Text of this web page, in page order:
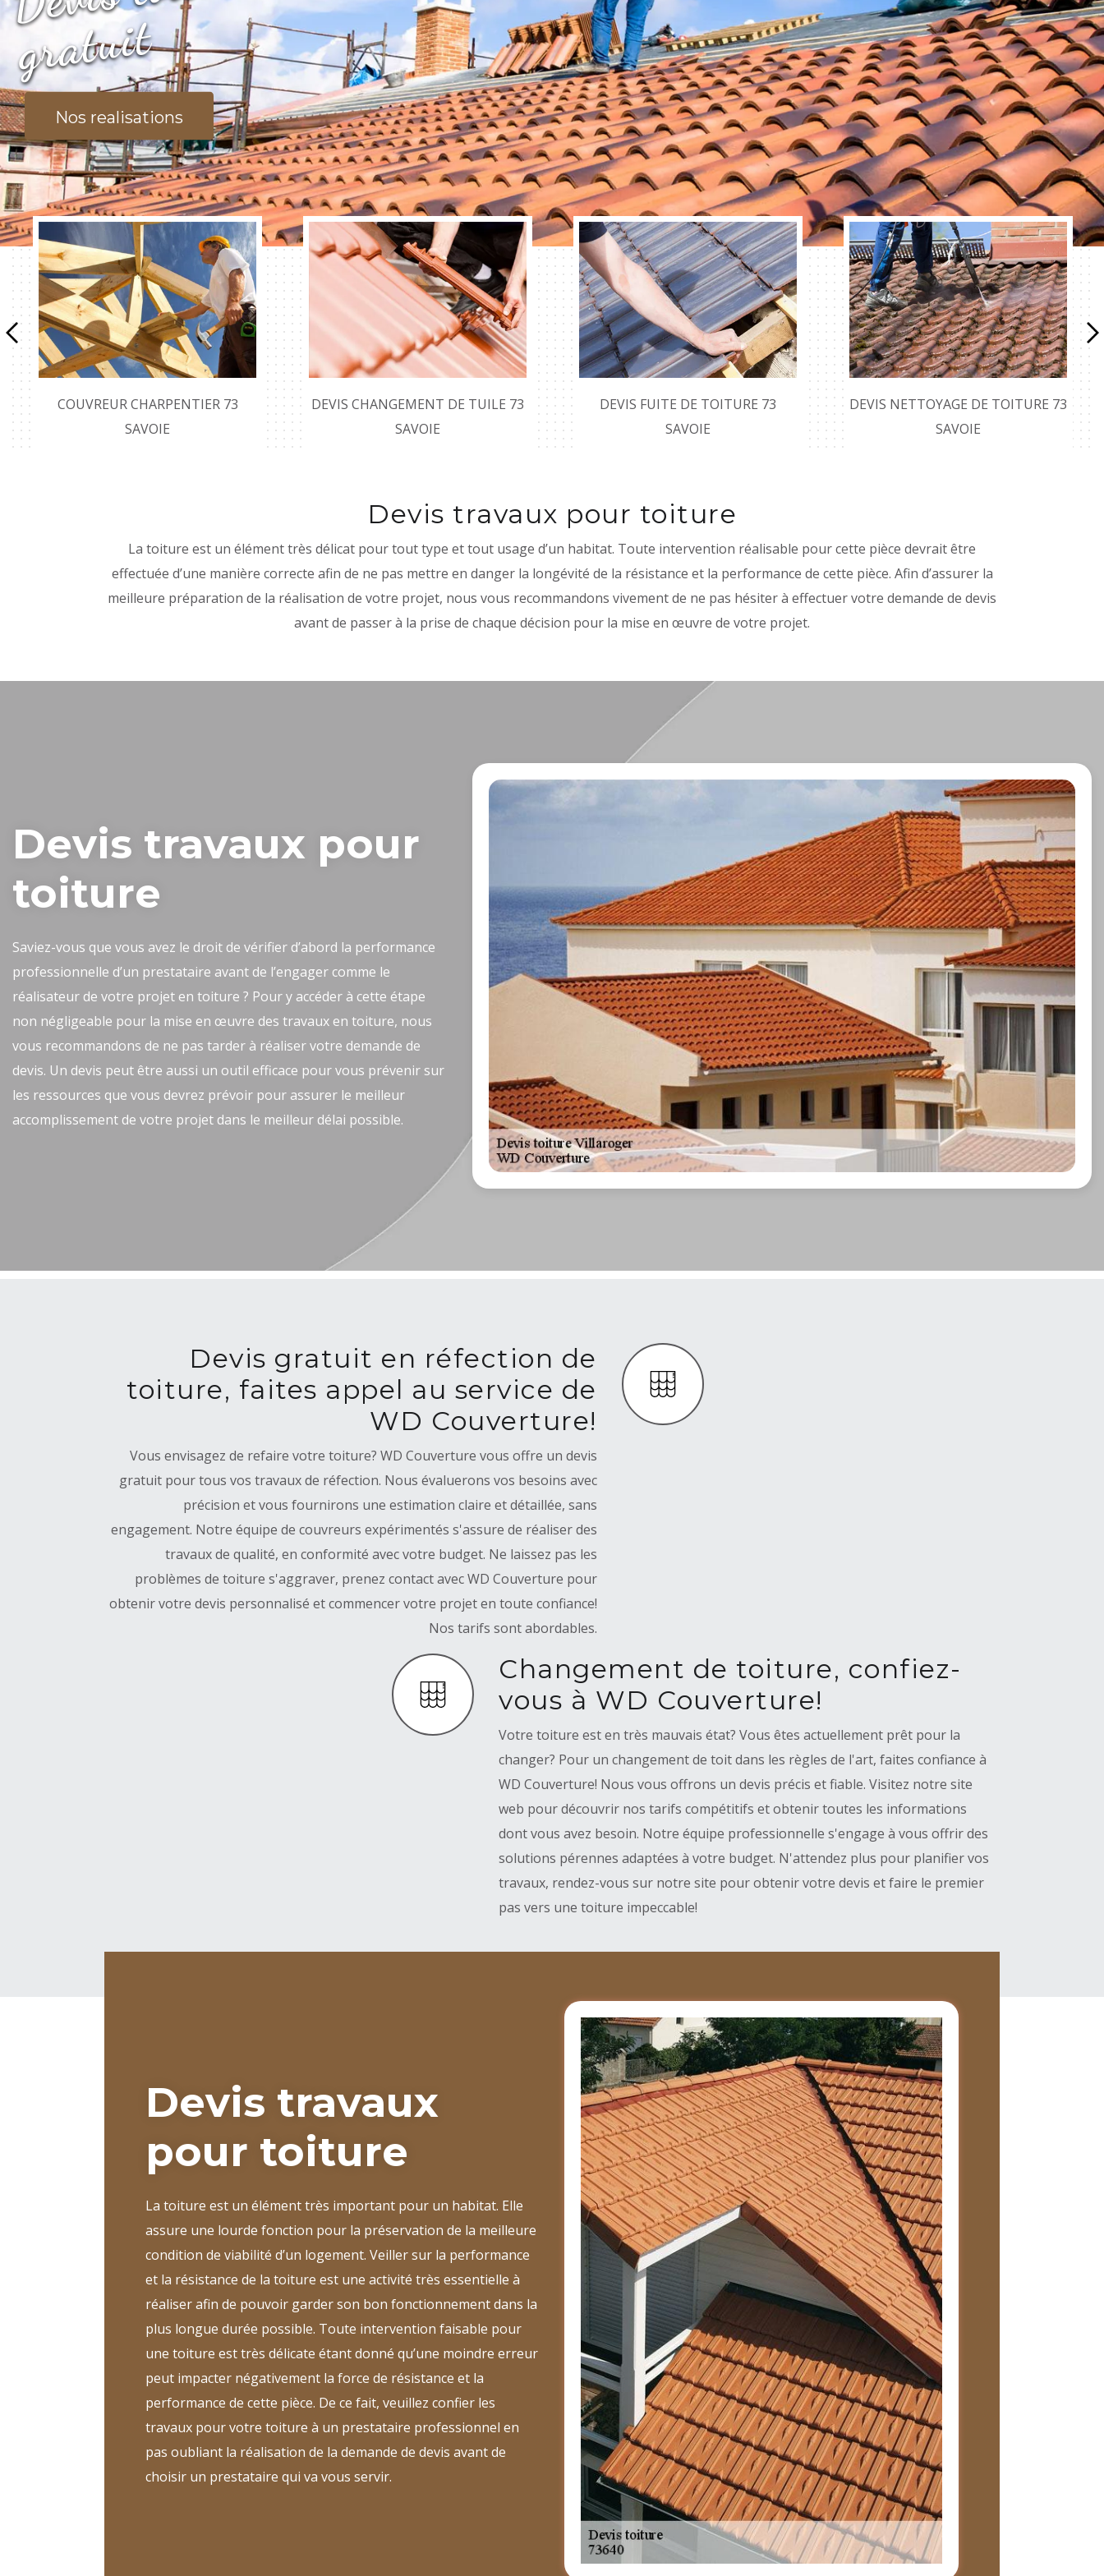
t
Nos realisations
COUVREUR CHARPENTIER 73
SAVOIE
DEVIS CHANGEMENT DE TUILE 73
SAVOIE
DEVIS FUITE DE TOITURE 73
SAVOIE
DEVIS NETTOYAGE DE TOITURE 73
SAVOIE
Devis travaux pour toiture
La toiture est un élément très délicat pour tout type et tout usage d’un habitat. Toute intervention réalisable pour cette pièce devrait être
effectuée d’une manière correcte afin de ne pas mettre en danger la longévité de la résistance et la performance de cette pièce. Afin d’assurer la
meilleure préparation de la réalisation de votre projet, nous vous recommandons vivement de ne pas hésiter à effectuer votre demande de devis
avant de passer à la prise de chaque décision pour la mise en œuvre de votre projet.
Devis travaux pour
toiture
Saviez-vous que vous avez le droit de vérifier d’abord la performance
professionnelle d’un prestataire avant de l’engager comme le
réalisateur de votre projet en toiture ? Pour y accéder à cette étape
non négligeable pour la mise en œuvre des travaux en toiture, nous
vous recommandons de ne pas tarder à réaliser votre demande de
devis. Un devis peut être aussi un outil efficace pour vous prévenir sur
les ressources que vous devrez prévoir pour assurer le meilleur
accomplissement de votre projet dans le meilleur délai possible.
Devis gratuit en réfection de
toiture, faites appel au service de
WD Couverture!
Vous envisagez de refaire votre toiture? WD Couverture vous offre un devis
gratuit pour tous vos travaux de réfection. Nous évaluerons vos besoins avec
précision et vous fournirons une estimation claire et détaillée, sans
engagement. Notre équipe de couvreurs expérimentés s'assure de réaliser des
travaux de qualité, en conformité avec votre budget. Ne laissez pas les
problèmes de toiture s'aggraver, prenez contact avec WD Couverture pour
obtenir votre devis personnalisé et commencer votre projet en toute confiance!
Nos tarifs sont abordables.
Changement de toiture, confiez-
vous à WD Couverture!
Votre toiture est en très mauvais état? Vous êtes actuellement prêt pour la
changer? Pour un changement de toit dans les règles de l'art, faites confiance à
WD Couverture! Nous vous offrons un devis précis et fiable. Visitez notre site
web pour découvrir nos tarifs compétitifs et obtenir toutes les informations
dont vous avez besoin. Notre équipe professionnelle s'engage à vous offrir des
solutions pérennes adaptées à votre budget. N'attendez plus pour planifier vos
travaux, rendez-vous sur notre site pour obtenir votre devis et faire le premier
pas vers une toiture impeccable!
Devis travaux
pour toiture
La toiture est un élément très important pour un habitat. Elle
assure une lourde fonction pour la préservation de la meilleure
condition de viabilité d’un logement. Veiller sur la performance
et la résistance de la toiture est une activité très essentielle à
réaliser afin de pouvoir garder son bon fonctionnement dans la
plus longue durée possible. Toute intervention faisable pour
une toiture est très délicate étant donné qu’une moindre erreur
peut impacter négativement la force de résistance et la
performance de cette pièce. De ce fait, veuillez confier les
travaux pour votre toiture à un prestataire professionnel en
pas oubliant la réalisation de la demande de devis avant de
choisir un prestataire qui va vous servir.